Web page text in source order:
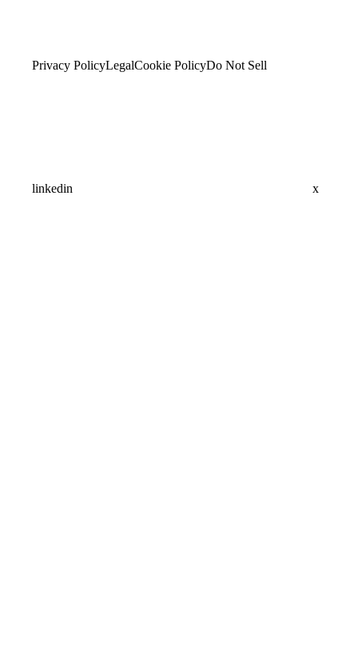
Privacy PolicyLegalCookie PolicyDo Not Sell
linkedin x